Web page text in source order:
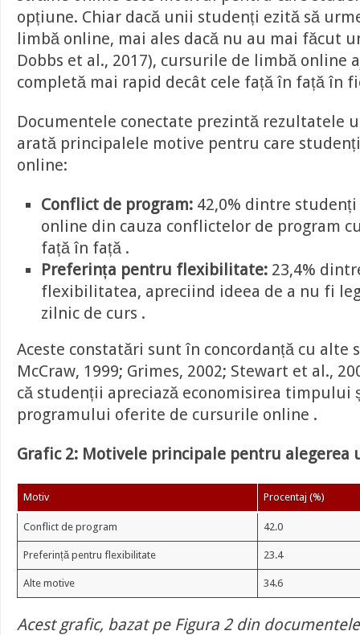
opțiune. Chiar dacă unii studenți ezită să
limbă online, mai ales dacă nu au mai făcut
Dobbs et al., 2017), cursurile de limbă online
completă mai rapid decât cele față în față în
Documentele conectate prezintă rezultatele
arată principalele motive pentru care
online:
Conflict de program: 42,0% dintre
online din cauza conflictelor de program
față în față .
Preferința pentru flexibilitate: 23,4%
flexibilitatea, apreciind ideea de a nu fi
zilnic de curs .
Aceste constatări sunt în concordanță cu alte
McCraw, 1999; Grimes, 2002; Stewart et al.,
că studenții apreciază economisirea timpului
programului oferite de cursurile online .
Grafic 2: Motivele principale pentru alegerea
Motiv Procentaj (%)
Conflict de program 42.0
Preferință pentru flexibilitate 23.4
Alte motive 34.6
Acest grafic, bazat pe Figura 2 din